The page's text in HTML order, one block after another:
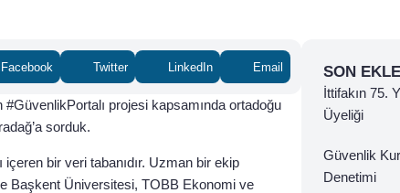
Facebook Twitter LinkedIn Email
projesi kapsamında ortadoğu
sorduk.
bir veri tabanıdır. Uzman bir ekip
Başkent Üniversitesi, TOBB Ekonomi ve
SON
İttifakın 75.
Üyeliği
Güvenlik
Denetimi